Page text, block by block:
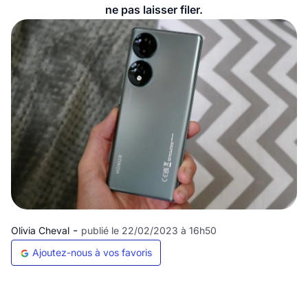
ne pas laisser filer.
Olivia Cheval - publié le 22/02/2023 à 16h50
Ajoutez-nous à vos favoris